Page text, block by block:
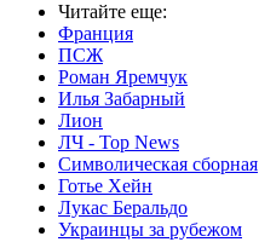
Читайте еще:
Франция
ПСЖ
Роман Яремчук
Илья Забарный
Лион
ЛЧ - Top News
Символическая сборная
Готье Хейн
Лукас Беральдо
Украинцы за рубежом